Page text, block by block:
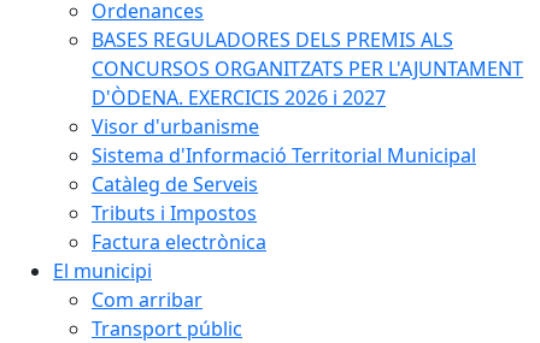
Ordenances
BASES REGULADORES DELS PREMIS ALS
CONCURSOS ORGANITZATS PER L'AJUNTAMENT
D'ÒDENA. EXERCICIS 2026 i 2027
Visor d'urbanisme
Sistema d'Informació Territorial Municipal
Catàleg de Serveis
Tributs i Impostos
Factura electrònica
El municipi
Com arribar
Transport públic